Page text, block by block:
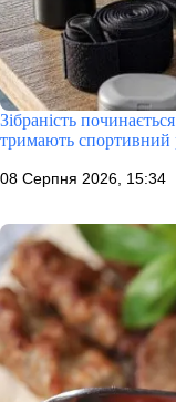
Зібраність
тримають
08 Серпня 2026, 15:34